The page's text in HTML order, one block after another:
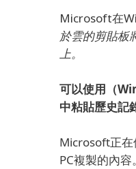
Microsoft在
於雲的剪貼板
上。
可以使用（
中粘貼歷史記
Microsoft正
PC複製的內容。